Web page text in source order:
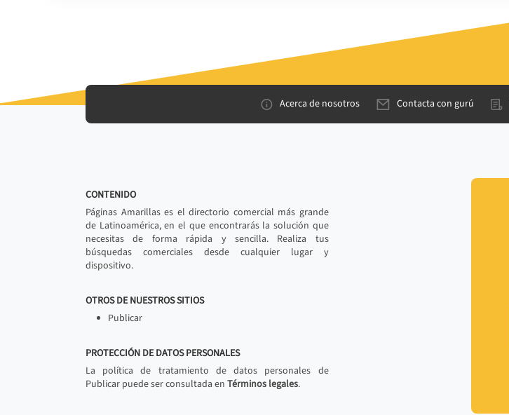
Acerca de nosotros Contacta con gurú
CONTENIDO
Páginas Amarillas es el directorio comercial más grande
de Latinoamérica, en el que encontrarás la solución que
necesitas de forma rápida y sencilla. Realiza tus
búsquedas comerciales desde cualquier lugar y
dispositivo.
OTROS DE NUESTROS SITIOS
Publicar
PROTECCIÓN DE DATOS PERSONALES
La política de tratamiento de datos personales de
Publicar puede ser consultada en Términos legales.